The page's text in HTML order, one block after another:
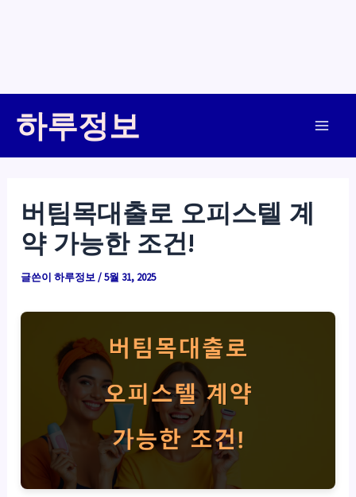
하루정보
버팀목대출로 오피스텔 계
약 가능한 조건!
글쓴이하루정보/5월 31, 2025